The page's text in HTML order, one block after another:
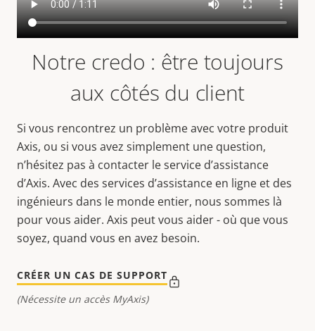
Notre credo : être toujours
aux côtés du client
Si vous rencontrez un problème avec votre produit
Axis, ou si vous avez simplement une question,
n’hésitez pas à contacter le service d’assistance
d’Axis. Avec des services d’assistance en ligne et des
ingénieurs dans le monde entier, nous sommes là
pour vous aider. Axis peut vous aider - où que vous
soyez, quand vous en avez besoin.
CRÉER UN CAS DE SUPPORT
(Nécessite un accès MyAxis)